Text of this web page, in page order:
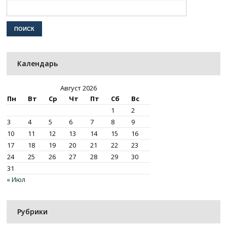
Календарь
Август 2026
Пн
Вт Ср Чт Пт Сб
Вс
1
2
3
4 5 6 7 8
9
10
11 12 13 14 15
16
17
18 19 20 21 22
23
24
25 26 27 28 29
30
31
« Июл
Рубрики